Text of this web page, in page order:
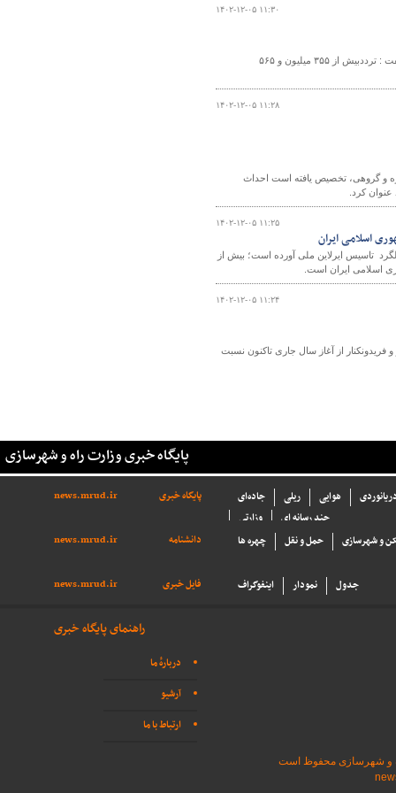
۱۴۰۲-۱۲-۰۵ ۱۱:۳۰
مسئول مرکز مدیریت راه‌های اداره کل راهداری وحمل ونقل جاده‌ای آذربایجان شرقی، گفت : ترددبیش از ۳۵۵ میلیون و ۵۶۵
۱۴۰۲-۱۲-۰۵ ۱۱:۲۸
در قالب تک‌نفره و گروهی، تخصیص یافته است احداث
۱۴۰۲-۱۲-۰۵ ۱۱:۲۵
اسلامی ایران
تاسیس ایرلاین ملی آورده است؛ بیش از
۱۴۰۲-۱۲-۰۵ ۱۱:۲۴
کالا از بنادر نوشهر و فریدونکنار از آغاز سال جاری تاکنون نسبت
پایگاه خبری وزارت راه و شهرسازی
پایگاه خبری news.mrud.ir جاده‌ای ریلی هوایی
وزارتی
چند رسانه ای
دانشنامه
news.mrud.ir چهره ها حمل و نقل و شهرسازی
فایل خبری news.mrud.ir اینفوگراف نمودار جدول
راهنمای پایگاه خبری
دربارهٔ ما
آرشیو
ارتباط با ما
و شهرسازی محفوظ است